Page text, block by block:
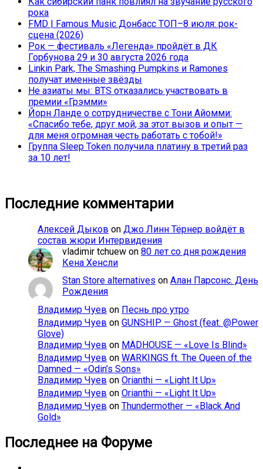
рока
FMD | Famous Music Донбасс ТОП–8 июля: рок-
сцена (2026)
Рок — фестиваль «Легенда» пройдёт в ДК
Горбунова 29 и 30 августа 2026 года
Linkin Park, The Smashing Pumpkins и Ramones
получат именные звёзды
Не азиаты мы: BTS отказались участвовать в
премии «Грэмми»
Йорн Ланде о сотрудничестве с Тони Айомми:
«Спасибо тебе, друг мой, за этот вызов и опыт —
для меня огромная честь работать с тобой!»
Группа Sleep Token получила платину в третий раз
за 10 лет!
Последние комментарии
Алексей Дыков on Джо Линн Тёрнер войдёт в
состав жюри Интервидения
vladimir tchuew on 80 лет со дня рождения
Кена Хенсли
Stan Store alternatives on Алан Парсонс. День
Рождения
Владимир Чуев on Песнь про утро
Владимир Чуев on GUNSHIP — Ghost (feat. @Power
Glove)
Владимир Чуев on MÄDHOUSE — «Love Is Blind»
Владимир Чуев on WARKINGS ft. The Queen of the
Damned — «Odin’s Sons»
Владимир Чуев on Orianthi — «Light It Up»
Владимир Чуев on Orianthi — «Light It Up»
Владимир Чуев on Thundermother — «Black And
Gold»
Последнее на Форуме